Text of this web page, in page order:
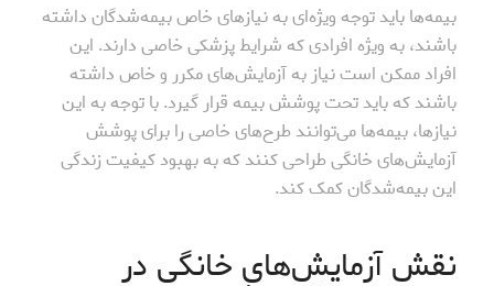
بیمه‌ها باید توجه ویژه‌ای به نیازهای خاص بیمه‌شدگان داشته
باشند، به ویژه افرادی که شرایط پزشکی خاصی دارند. این
افراد ممکن است نیاز به آزمایش‌های مکرر و خاص داشته
باشند که باید تحت پوشش بیمه قرار گیرد. با توجه به این
نیازها، بیمه‌ها می‌توانند طرح‌های خاصی را برای پوشش
آزمایش‌های خانگی طراحی کنند که به بهبود کیفیت زندگی
این بیمه‌شدگان کمک کند.
نقش آزمایش‌های خانگی در